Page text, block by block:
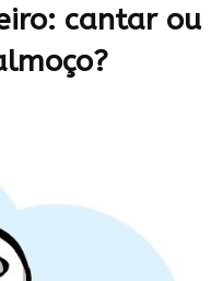
cantar ou